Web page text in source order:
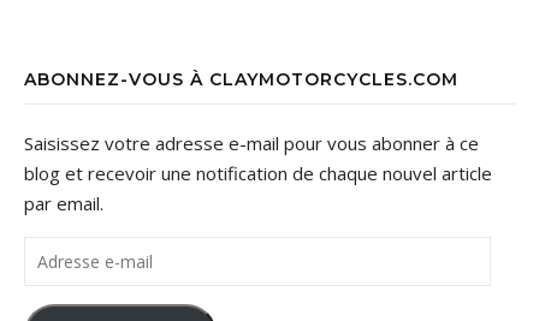
ABONNEZ-VOUS À CLAYMOTORCYCLES.COM
Saisissez votre adresse e-mail pour vous abonner à ce
blog et recevoir une notification de chaque nouvel article
par email.
Adresse e-mail